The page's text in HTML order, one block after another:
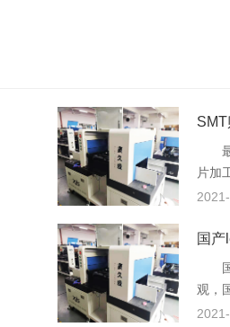
最
片加
国
国
观，